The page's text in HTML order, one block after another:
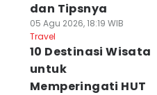
dan Tipsnya
05 Agu 2026, 18:19 WIB
Travel
10 Destinasi Wisata
untuk
Memperingati HUT